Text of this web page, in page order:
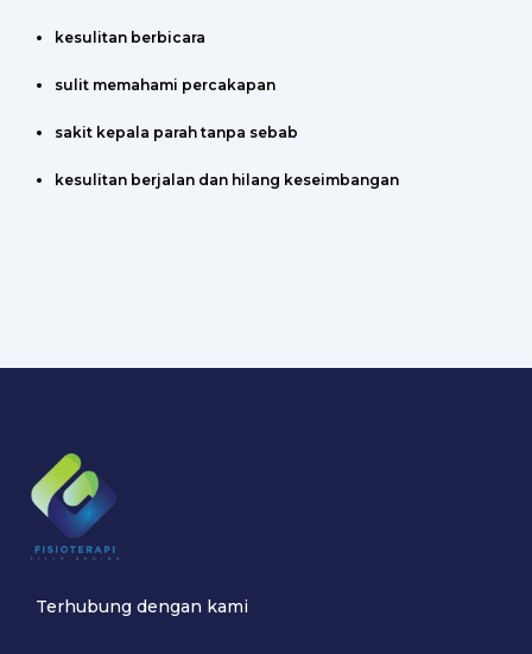
kesulitan berbicara
sulit memahami percakapan
sakit kepala parah tanpa sebab
kesulitan berjalan dan hilang keseimbangan
Terhubung dengan kami